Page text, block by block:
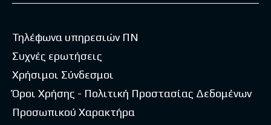
Τηλέφωνα υπηρεσιών ΠΝ
Συχνές ερωτήσεις
Χρήσιμοι Σύνδεσμοι
Όροι Χρήσης - Πολιτική Προστασίας Δεδομένων
Προσωπικού Χαρακτήρα